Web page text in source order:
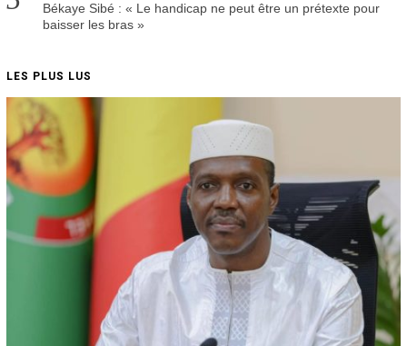
Békaye Sibé : « Le handicap ne peut être un prétexte pour
baisser les bras »
LES PLUS LUS